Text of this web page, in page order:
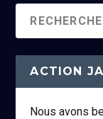
ACTION
Nous avons